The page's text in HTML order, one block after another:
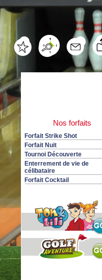
Nos forfaits
Forfait Strike Shot
Forfait Nuit
Tournoi Découverte
Enterrement de vie de
célibataire
Forfait Cocktail